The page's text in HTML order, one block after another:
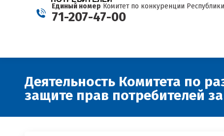
Единый номер Комитет по конкуренции Республики
71-207-47-00
Деятельность Комитета по
защите прав потребителей